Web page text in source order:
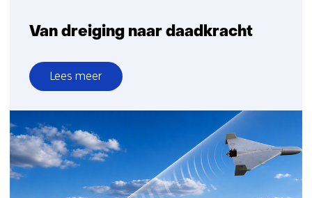
Van dreiging naar daadkracht
Lees meer
over
Van
dreiging
naar
daadkracht